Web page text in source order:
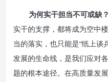
为何实干担当不可或缺？
实干的支撑，都将成为空中
当的落实，也只能是“纸上谈
发展的生命线，是我们应对
题的根本途径。在高质量发